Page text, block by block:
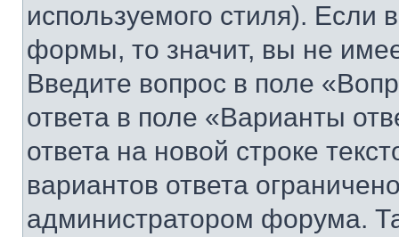
используемого стиля). Если
формы, то значит, вы не
Введите вопрос в поле
ответа в поле «Варианты
ответа на новой строке
вариантов ответа
администратором форума.